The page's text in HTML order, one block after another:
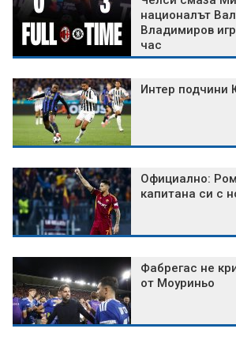
националът
Владимиров
час
Интер подчини
Официално:
капитана си с
Фабрегас не
от Моуриньо